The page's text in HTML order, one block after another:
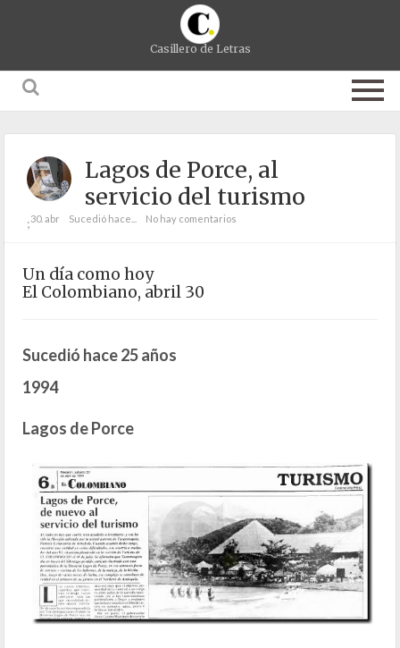
Casillero de Letras
Lagos de Porce, al
servicio del turismo
;30. abr Sucedió hace... No hay comentarios
Un día como hoy
El Colombiano, abril 30
Sucedió hace 25 años
1994
Lagos de Porce